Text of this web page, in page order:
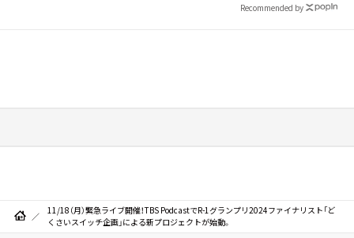
Recommended by
11/18（月）緊急ライブ開催！TBS PodcastでR-1グランプリ2024ファイナリスト「ど
くさいスイッチ企画」による新プロジェクトが始動。